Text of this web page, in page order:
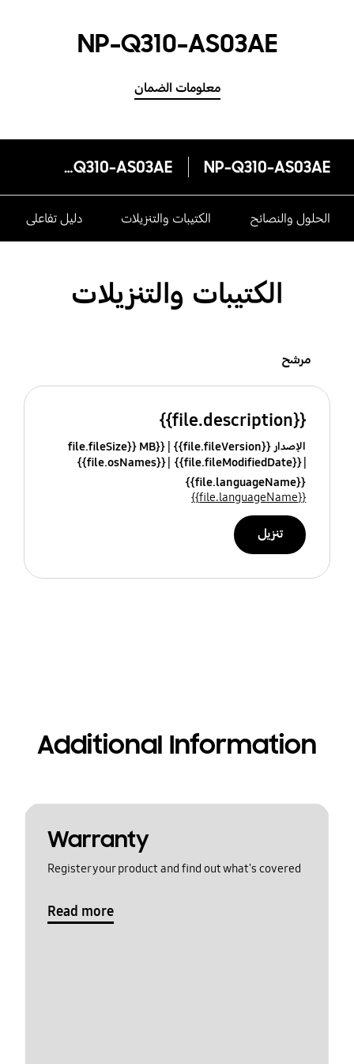
NP-Q310-AS03AE
معلومات الضمان
NP-Q310-AS03AE
NP-Q310-AS03AE
الحلول والنصائح الكتيبات والتنزيلات دليل تفاعلى
الكتيبات والتنزيلات
مرشح
{{file.description}}
الإصدار {{file.fileVersion}}
{{file.fileSize}} MB
{{file.fileModifiedDate}}
{{file.osNames}}
{{file.languageName}}
{{file.languageName}}
تنزيل
Additional Information
Warranty
Register your product and find out what's covered
Read more